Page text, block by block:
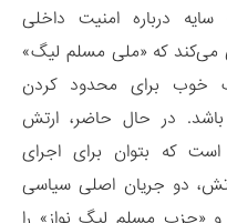
درباره امنیت داخلی
که «ملی مسلم لیگ»
خوب برای محدود کردن
باشد. در حال حاضر، ارتش
که بتوان برای اجرای
دو جریان اصلی سیاسی